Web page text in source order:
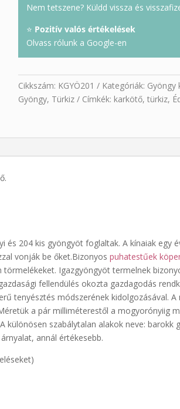
Nem tetszene? Küldd vissza és
⭐ Pozitív valós értékelések
Olvass rólunk a Google-en
Cikkszám: KGYÖ201 Kategóriák: Gyöngy
Gyöngy, Türkiz Címkék: karkötő, türkiz,
és 204 kis gyöngyöt foglaltak. A kínaiak egy
vonják be őket.Bizonyospuhatestűek
törmelékeket. Igazgyöngyöt termelnek
fellendülés okozta gazdagodás
tenyésztés módszerének kidolgozásával.
a pár milliméterestől a mogyorónyiig
szabálytalan alakok neve: barokk
annál értékesebb.